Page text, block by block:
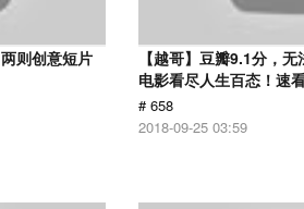
则创意短片
【越哥】豆瓣9.1分，
电影看尽人生百态！速
# 658
2018-09-25 03:59